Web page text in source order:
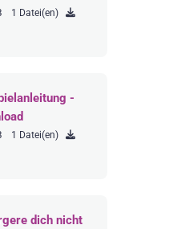
1 Datei(en)
-
1 Datei(en)
dich nicht